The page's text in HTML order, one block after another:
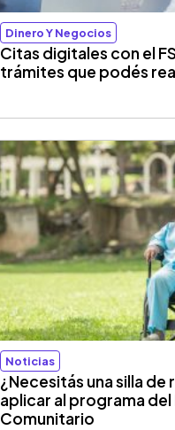
Dinero Y Negocios
Citas digitales con el
trámites que podés
Noticias
¿Necesitás una silla de
aplicar al programa
Comunitario